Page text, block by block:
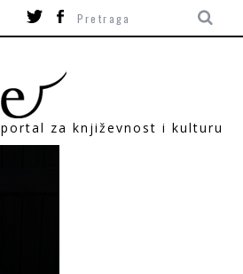
portal za književnost i kulturu